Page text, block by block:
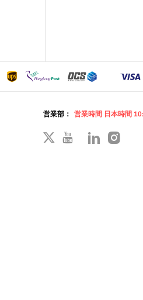
営業部： 営業時間 日本時間